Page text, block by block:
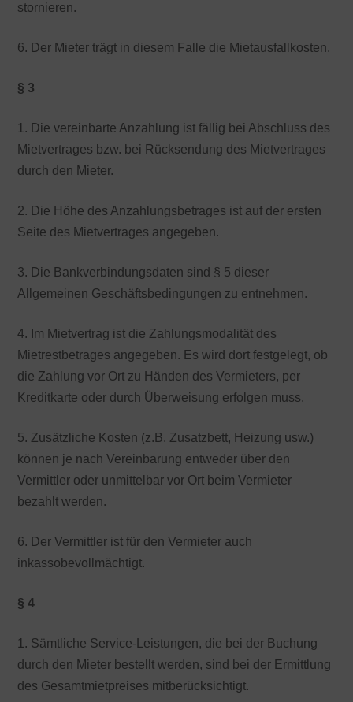
stornieren.
6. Der Mieter trägt in diesem Falle die Mietausfallkosten.
§ 3
1. Die vereinbarte Anzahlung ist fällig bei Abschluss des
Mietvertrages bzw. bei Rücksendung des Mietvertrages
durch den Mieter.
2. Die Höhe des Anzahlungsbetrages ist auf der ersten
Seite des Mietvertrages angegeben.
3. Die Bankverbindungsdaten sind § 5 dieser
Allgemeinen Geschäftsbedingungen zu entnehmen.
4. Im Mietvertrag ist die Zahlungsmodalität des
Mietrestbetrages angegeben. Es wird dort festgelegt, ob
die Zahlung vor Ort zu Händen des Vermieters, per
Kreditkarte oder durch Überweisung erfolgen muss.
5. Zusätzliche Kosten (z.B. Zusatzbett, Heizung usw.)
können je nach Vereinbarung entweder über den
Vermittler oder unmittelbar vor Ort beim Vermieter
bezahlt werden.
6. Der Vermittler ist für den Vermieter auch
inkassobevollmächtigt.
§ 4
1. Sämtliche Service-Leistungen, die bei der Buchung
durch den Mieter bestellt werden, sind bei der Ermittlung
des Gesamtmietpreises mitberücksichtigt.